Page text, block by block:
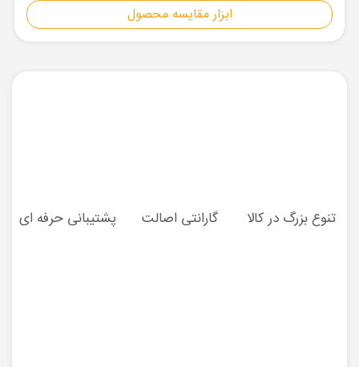
ابزار مقایسه محصول
تنوع بزرگ در کالا گارانتی اصالت پشتیبانی حرفه ای